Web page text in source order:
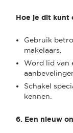
Hoe je dit kunt
Gebruik
makelaars.
Word lid van
Schakel
kennen.
6. Een nieuw